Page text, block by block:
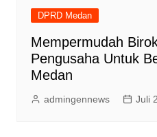
DPRD Medan
Mempermudah
Pengusaha Untuk
Medan
admingennews Juli